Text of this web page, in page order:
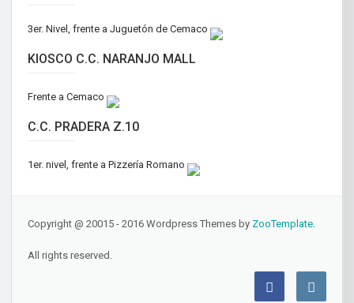
3er. Nivel, frente a Juguetón de Cemaco
KIOSCO C.C. NARANJO MALL
Frente a Cemaco
C.C. PRADERA Z.10
1er. nivel, frente a Pizzería Romano
Copyright @ 20015 - 2016 Wordpress Themes by ZooTemplate.
All rights reserved.